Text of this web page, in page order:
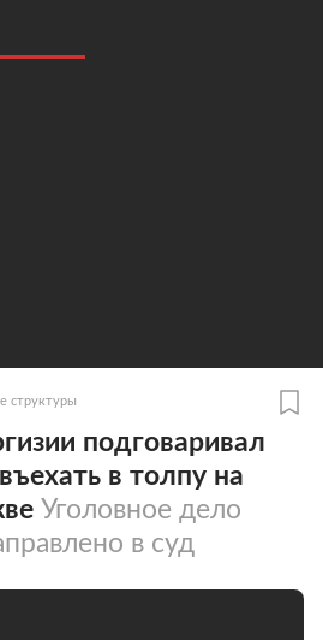
структуры
подговаривал
в толпу на
Уголовное дело
в суд